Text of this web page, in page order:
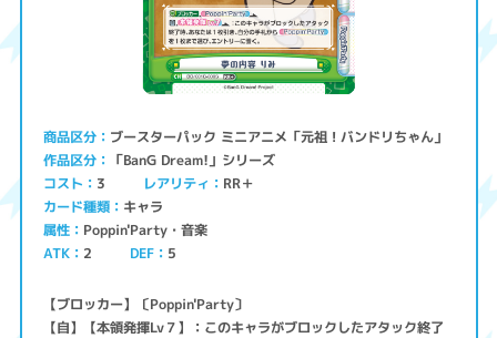
商品区分 ブースターパック ミニアニメ「元祖！バンドリちゃん」
作品区分 「BanG Dream!」シリーズ
コスト 3 レアリティ RR＋
カード種類 キャラ
属性 Poppin'Party・音楽
ATK 2 DEF 5
【ブロッカー】〔Poppin'Party〕
【自】【本領発揮Lv７】：このキャラがブロックしたアタック終了